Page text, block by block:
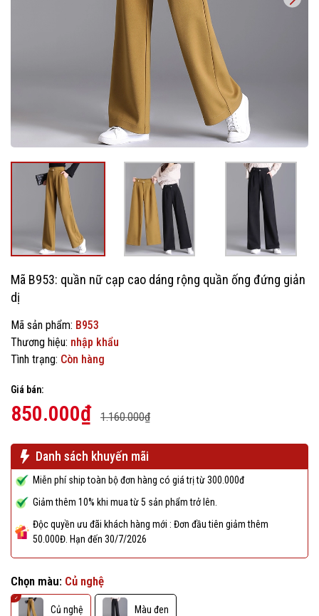
Mã B953: quần nữ cạp cao dáng rộng quần ống đứng giản
dị
Mã sản phẩm: B953
Thương hiệu: nhập khẩu
Tình trạng: Còn hàng
Giá bán:
850.000₫ 1.160.000₫
Danh sách khuyến mãi
Miễn phí ship toàn bộ đơn hàng có giá trị từ 300.000đ
Giảm thêm 10% khi mua từ 5 sản phẩm trở lên.
Độc quyền ưu đãi khách hàng mới : Đơn đầu tiên giảm thêm
50.000Đ. Hạn đến 30/7/2026
Chọn màu: Củ nghệ
Củ nghệ Màu đen